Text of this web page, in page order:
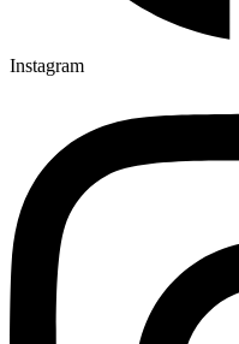
Instagram